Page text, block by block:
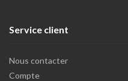
Service client
Nous contacter
Compte